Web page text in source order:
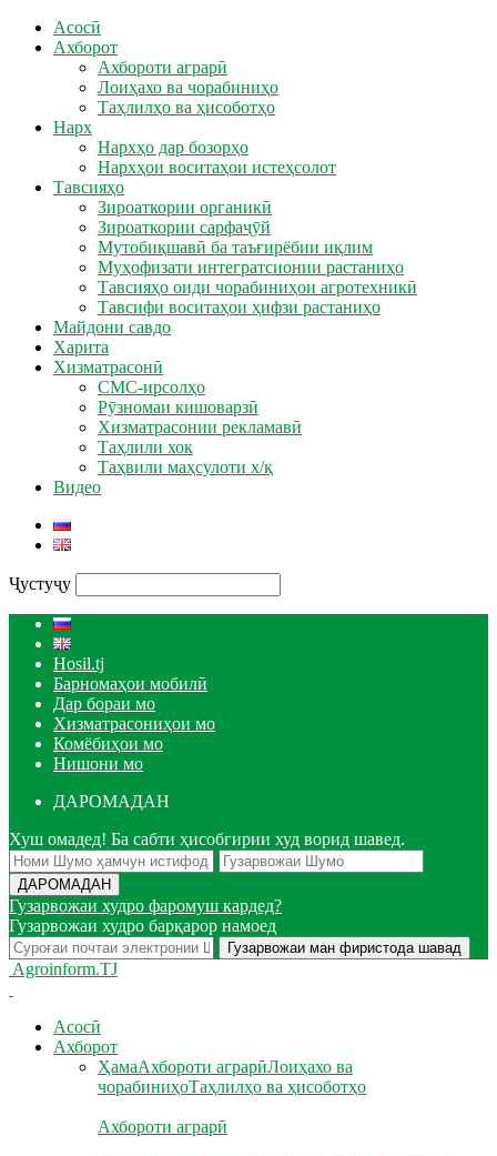
Асосӣ
Ахборот
Ахбороти аграрӣ
Лоиҳахо ва чорабиниҳо
Таҳлилҳо ва ҳисоботҳо
Нарх
Нархҳо дар бозорҳо
Нархҳои воситаҳои истеҳсолот
Тавсияҳо
Зироаткории органикӣ
Зироаткории сарфаҷӯй
Мутобиқшавӣ ба таъғирёбии иқлим
Муҳофизати интегратсионии растаниҳо
Тавсияҳо оиди чорабиниҳои агротехникӣ
Тавсифи воситаҳои ҳифзи растаниҳо
Майдони савдо
Харита
Хизматрасонӣ
СМС-ирсолҳо
Рӯзномаи кишоварзӣ
Хизматрасонии рекламавӣ
Таҳлили хок
Таҳвили маҳсулоти х/қ
Видео
Ҷустуҷу
Hosil.tj
Барномаҳои мобилӣ
Дар бораи мо
Хизматрасониҳои мо
Комёбиҳои мо
Нишони мо
ДАРОМАДАН
Хуш омадед! Ба сабти ҳисобгирии худ ворид шавед.
Гузарвожаи худро фаромуш кардед?
Гузарвожаи худро барқарор намоед
Agroinform.TJ
Асосӣ
Ахборот
ҲамаАхбороти аграрӣЛоиҳахо ва
чорабиниҳоТаҳлилҳо ва ҳисоботҳо
Ахбороти аграрӣ